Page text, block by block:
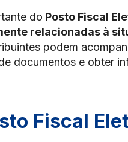
do Posto Fiscal
relacionadas à
podem
documentos e obter
Fiscal